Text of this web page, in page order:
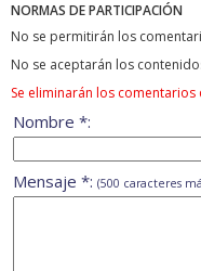
NORMAS DE PARTICIPACIÓN
No se permitirán los
No se aceptarán los
Se eliminarán los
Nombre *:
Mensaje *: (500 caracteres